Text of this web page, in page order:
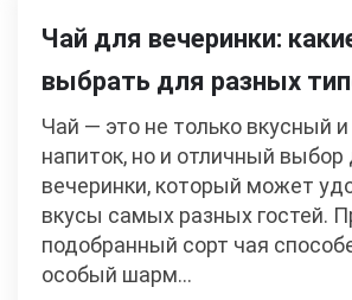
Чай для вечеринки:
выбрать для разных
Чай — это не только вкусный
напиток, но и отличный выбор
вечеринки, который может
вкусы самых разных гостей.
подобранный сорт чая
особый шарм…